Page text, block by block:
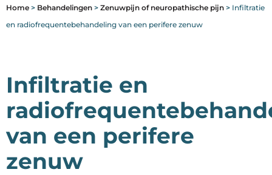
Home > Behandelingen > Zenuwpijn of neuropathische pijn > Infiltratie
en radiofrequentebehandeling van een perifere zenuw
Infiltratie en
van een perifere
zenuw